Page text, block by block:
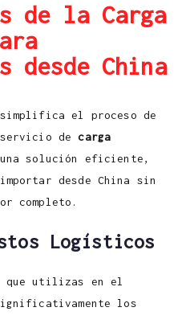
de la Carga
desde China
el proceso de
servicio decarga
solución eficiente,
desde China sin
completo.
Logísticos
que utilizas en el
los